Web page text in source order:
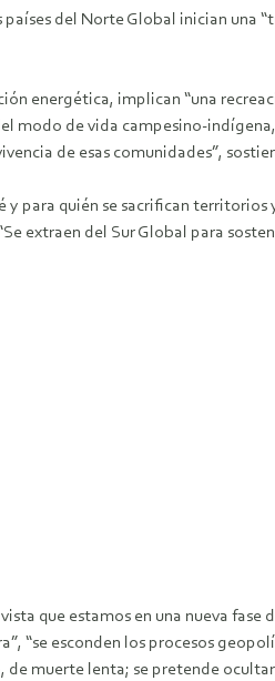
del Norte Global inician una
energética, implican “una
modo de vida campesino-
de esas comunidades”,
para quién se sacrifican territorios
extraen del Sur Global para
que estamos en una nueva fase
“se esconden los procesos
de muerte lenta; se pretende